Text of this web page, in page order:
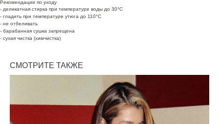
Рекомендации по уходу
- деликатная стирка при температуре воды до 30°C
- гладить при температуре утюга до 110°C
- не отбеливать
- барабанная сушка запрещена
- сухая чистка (химчистка)
СМОТРИТЕ ТАКЖЕ